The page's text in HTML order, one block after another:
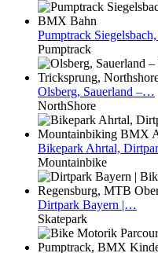
Pumptrack
Pumptrack
Olsberg, Sauerland –…
NorthShore
Bikepark Ahrtal,
Mountainbike
Dirtpark Bayern |…
Skatepark